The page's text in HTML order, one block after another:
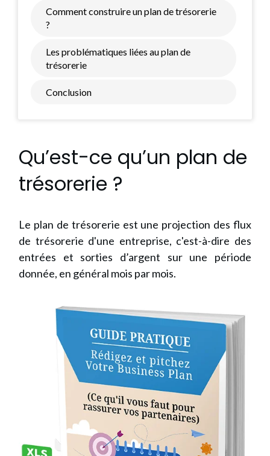
Comment construire un plan de trésorerie
?
Les problématiques liées au plan de
trésorerie
Conclusion
Qu’est-ce qu’un plan de
trésorerie ?
Le plan de trésorerie est une projection des flux
de trésorerie d'une entreprise, c'est-à-dire des
entrées et sorties d’argent sur une période
donnée, en général mois par mois.